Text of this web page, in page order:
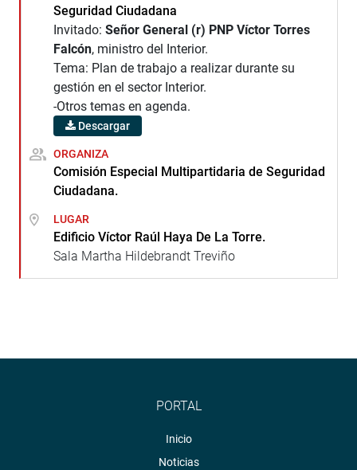
Seguridad Ciudadana
Invitado: Señor General (r) PNP Víctor Torres
Falcón, ministro del Interior.
Tema: Plan de trabajo a realizar durante su
gestión en el sector Interior.
-Otros temas en agenda.
Descargar
ORGANIZA
Comisión Especial Multipartidaria de Seguridad
Ciudadana.
LUGAR
Edificio Víctor Raúl Haya De La Torre.
Sala Martha Hildebrandt Treviño
PORTAL
Inicio
Noticias